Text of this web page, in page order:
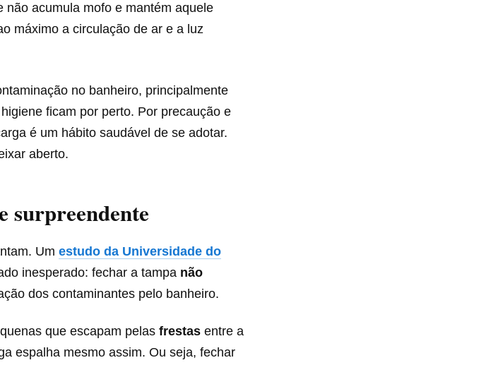
acumula mofo e mantém aquele
máximo a circulação de ar e a luz
no banheiro, principalmente
ficam por perto. Por precaução e
é um hábito saudável de se adotar.
aberto.
surpreendente
Um estudo da Universidade do
inesperado: fechar a tampa não
dos contaminantes pelo banheiro.
que escapam pelas frestas entre a
espalha mesmo assim. Ou seja, fechar